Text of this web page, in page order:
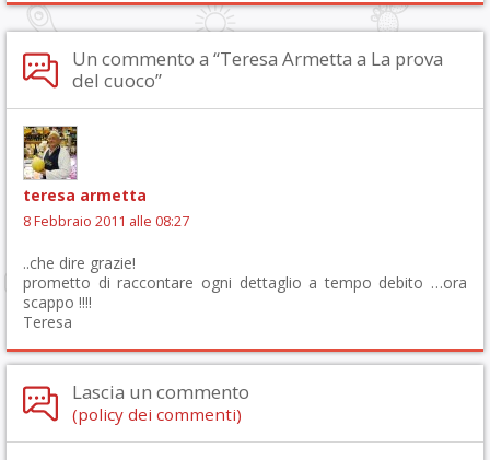
Un commento a “Teresa Armetta a La prova
del cuoco”
teresa armetta
8 Febbraio 2011 alle 08:27
..che dire grazie!
prometto di raccontare ogni dettaglio a tempo debito …ora
scappo !!!!
Teresa
Lascia un commento
(policy dei commenti)